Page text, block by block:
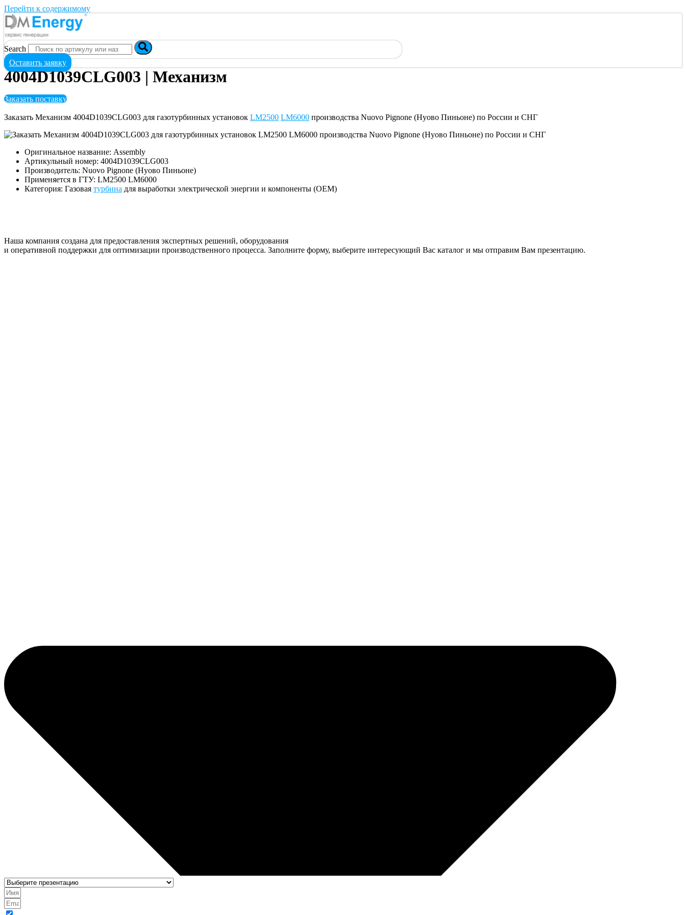
Перейти к содержимому
Search
Оставить заявку
4004D1039CLG003 | Механизм
Заказать поставку
Заказать Механизм 4004D1039CLG003 для газотурбинных установок LM2500 LM6000 производства Nuovo Pignone (Нуово Пиньоне) по России и СНГ
Оригинальное название: Assembly
Артикульный номер: 4004D1039CLG003
Производитель: Nuovo Pignone (Нуово Пиньоне)
Применяется в ГТУ: LM2500 LM6000
Категория: Газовая турбина для выработки электрической энергии и компоненты (OEM)
Наша компания создана для предоставления экспертных решений, оборудования
и оперативной поддержки для оптимизации производственного процесса. Заполните форму, выберите интересующий Вас каталог и мы отправим Вам презентацию.